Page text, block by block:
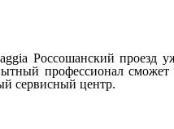
Россошанский проезд
профессионал
сервисный центр.